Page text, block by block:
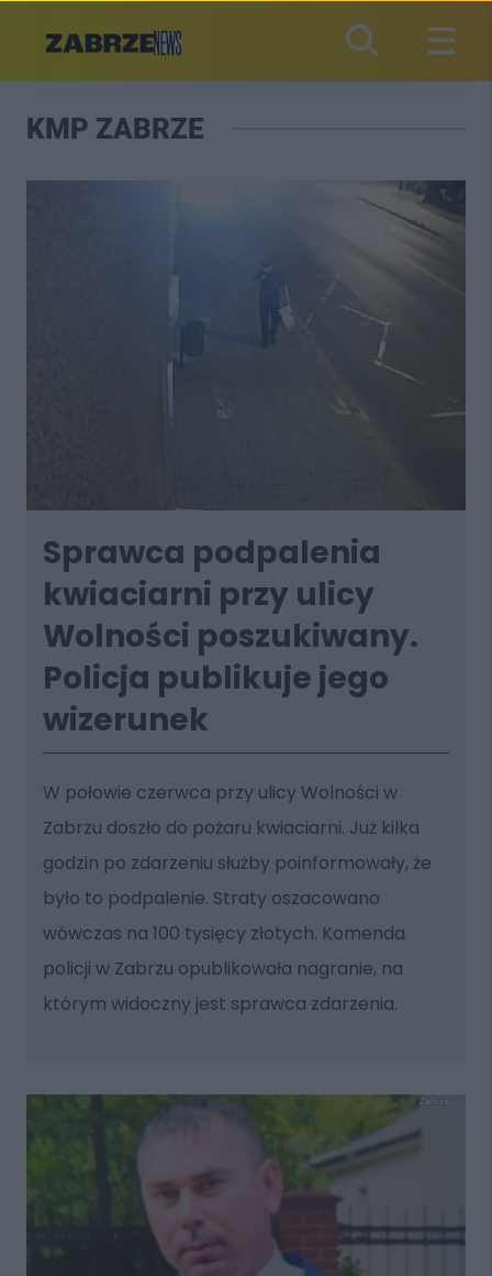
KMP ZABRZE
Sprawca podpalenia
kwiaciarni przy ulicy
Wolności poszukiwany.
Policja publikuje jego
wizerunek
W połowie czerwca przy ulicy Wolności w
Zabrzu doszło do pożaru kwiaciarni. Już kilka
godzin po zdarzeniu służby poinformowały, że
było to podpalenie. Straty oszacowano
wówczas na 100 tysięcy złotych. Komenda
policji w Zabrzu opublikowała nagranie, na
którym widoczny jest sprawca zdarzenia.